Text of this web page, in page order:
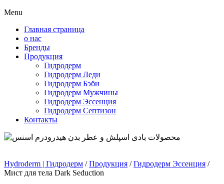
Menu
Главная страница
о нас
Бренды
Продукция
Гидродерм
Гидродерм Леди
Гидродерм Бэби
Гидродерм Мужчины
Гидродерм Эссенция
Гидродерм Септизон
Контакты
Hydroderm | Гидродерм /Продукция /Гидродерм Эссенция /
Мист для тела Dark Seduction